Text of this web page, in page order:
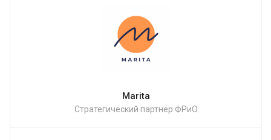
Marita
Стратегический партнёр ФРиО